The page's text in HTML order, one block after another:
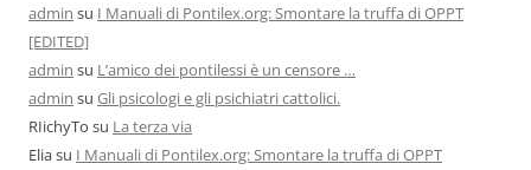
admin su I Manuali di Pontilex.org: Smontare la truffa di OPPT
[EDITED]
admin su L’amico dei pontilessi è un censore …
admin su Gli psicologi e gli psichiatri cattolici.
RIichyTo su La terza via
Eliasu I Manuali di Pontilex.org: Smontare la truffa di OPPT